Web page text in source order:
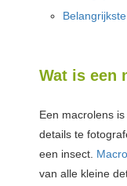
Wat is een
Een macrolens
details te
een insect.
van alle kleine